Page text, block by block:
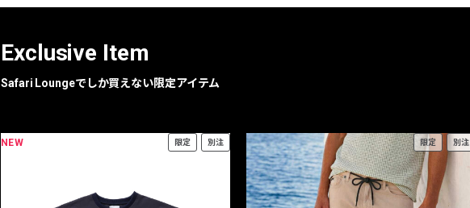
フォーカスブランド
Exclusive Item
Safari Loungeでしか買えない限定アイテム
NEW 限定 別注 限定 別注